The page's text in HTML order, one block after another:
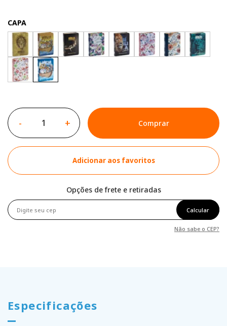
CAPA
- + Comprar
Adicionar aos favoritos
Opções de frete e retiradas
Calcular
Não sabe o CEP?
Especificações